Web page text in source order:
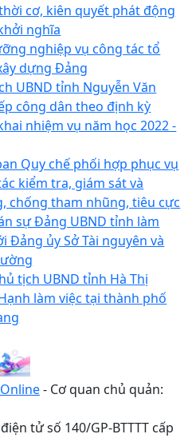
cơ, kiên quyết phát động
nghĩa
nghiệp vụ công tác tổ
dựng Đảng
UBND tỉnh Nguyễn Văn
công dân theo định kỳ
nhiệm vụ năm học 2022 -
Quy chế phối hợp phục vụ
kiểm tra, giám sát và
chống tham nhũng, tiêu cực
sự Đảng UBND tỉnh làm
Đảng ủy Sở Tài nguyên và
tịch UBND tỉnh Hà Thị
làm việc tại thành phố
- Cơ quan chủ quản:
tử số 140/GP-BTTTT cấp